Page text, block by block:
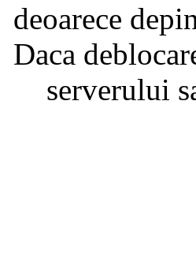
deoarece
Daca
serverului